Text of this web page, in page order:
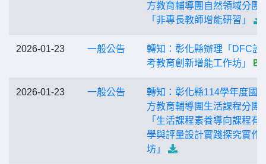
方教育輔導團自然領域分團
「非專長教師增能研習」
2026-01-23 一般公告
轉知：彰化縣辦理「DFC設
考教育創新增能工作坊」
2026-01-23 一般公告
轉知：彰化縣114學年度國
方教育輔導團生活課程分團
「生活課程素養導向課程有
學與評量設計實踐探究實作
坊」